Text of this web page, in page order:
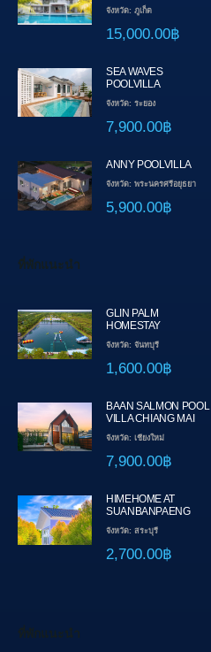
จังหวัด: ภูเก็ต
15,000.00฿
SEA WAVES
POOLVILLA
จังหวัด: ระยอง
7,900.00฿
ANNY POOLVILLA
จังหวัด: พระนครศรีอยุธยา
5,900.00฿
ที่พักแนะนำ
GLIN PALM
HOMESTAY
จังหวัด: จันทบุรี
1,600.00฿
BAAN SALMON POOL
VILLA CHIANG MAI
จังหวัด: เชียงใหม่
7,900.00฿
HIMEHOME AT
SUANBANPAENG
จังหวัด: สระบุรี
2,700.00฿
ที่พักแนะนำ